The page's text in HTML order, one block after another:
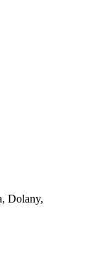
Dolany,